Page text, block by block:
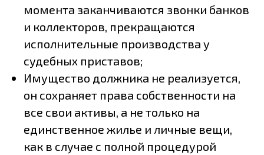
момента заканчиваются звонки банков
и коллекторов, прекращаются
исполнительные производства у
судебных приставов;
Имущество должника не реализуется,
он сохраняет права собственности на
все свои активы, а не только на
единственное жилье и личные вещи,
как в случае с полной процедурой